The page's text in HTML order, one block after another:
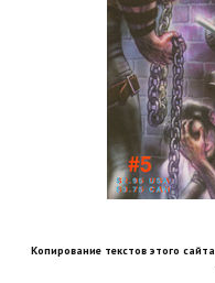
Quake III Arena
Star Trek Voyager Elite
Sacred Gold Remaster
Red Faction remaster
Age of Pirates:
Копирование текстов этого